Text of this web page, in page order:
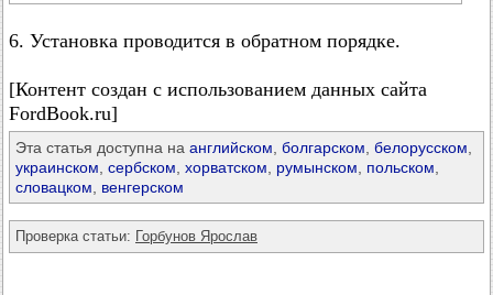
6. Установка проводится в обратном порядке.
[Контент создан с использованием данных сайта
FordBook.ru]
Эта статья доступна на английском болгарском белорусском
украинском сербском хорватском румынском польском
словацком
венгерском
Проверка статьи: Горбунов Ярослав